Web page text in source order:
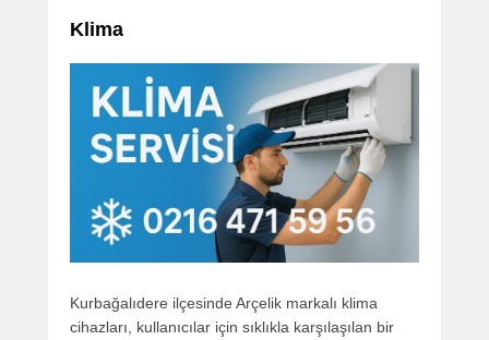
Klima
Kurbağalıdere ilçesinde Arçelik markalı klima
cihazları, kullanıcılar için sıklıkla karşılaşılan bir